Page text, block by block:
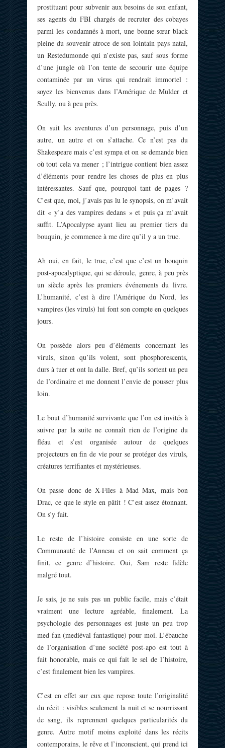
prostituant pour subvenir aux besoins de son enfant,
ses agents du FBI chargés de recruter des cobayes
parmi les condamnés à mort, une bonne sœur black
pleine du souvenir atroce de son lointain pays natal,
un Restedumonde qui n’existe pas, sauf sous forme
d’une jungle où l’on tente de secourir une équipe
contaminée par un virus qui rendrait immortel :
soyez les bienvenus dans l’Amérique de Mulder et
Scully, ou à peu près.
On suit les aventures d’un personnage, puis d’un
autre, un autre et on s’attache. Ce n’est pas du
Shakespeare mais c’est sympa et on se demande bien
où tout cela va mener ; l’intrigue contient bien assez
d’éléments pour rendre les choses de plus en plus
intéressantes. Sauf que, pourquoi tant de pages ?
C’est que, moi, j’avais pas lu le synopsis, on m’avait
dit « y’a des vampires dedans » et puis ça m’avait
suffit. L’Apocalypse ayant lieu au premier tiers du
bouquin, je commence à me dire qu’il y a un truc.
Ah oui, en fait, le truc, c’est que c’est un bouquin
post-apocalyptique, qui se déroule, genre, à peu près
un siècle après les premiers événements du livre.
L’humanité, c’est à dire l’Amérique du Nord, les
vampires (les viruls) lui font son compte en quelques
jours.
On possède alors peu d’éléments concernant les
viruls, sinon qu’ils volent, sont phosphorescents,
durs à tuer et ont la dalle. Bref, qu’ils sortent un peu
de l’ordinaire et me donnent l’envie de pousser plus
loin.
Le bout d’humanité survivante que l’on est invités à
suivre par la suite ne connaît rien de l’origine du
fléau et s’est organisée autour de quelques
projecteurs en fin de vie pour se protéger des viruls,
créatures terrifiantes et mystérieuses.
On passe donc de X-Files à Mad Max, mais bon
Drac, ce que le style en pâtit ! C’est assez étonnant.
On s’y fait.
Le reste de l’histoire consiste en une sorte de
Communauté de l’Anneau et on sait comment ça
finit, ce genre d’histoire. Oui, Sam reste fidèle
malgré tout.
Je sais, je ne suis pas un public facile, mais c’était
vraiment une lecture agréable, finalement. La
psychologie des personnages est juste un peu trop
med-fan (mediéval fantastique) pour moi. L’ébauche
de l’organisation d’une société post-apo est tout à
fait honorable, mais ce qui fait le sel de l’histoire,
c’est finalement bien les vampires.
C’est en effet sur eux que repose toute l’originalité
du récit : visibles seulement la nuit et se nourrissant
de sang, ils reprennent quelques particularités du
genre. Autre motif moins exploité dans les récits
contemporains, le rêve et l’inconscient, qui prend ici